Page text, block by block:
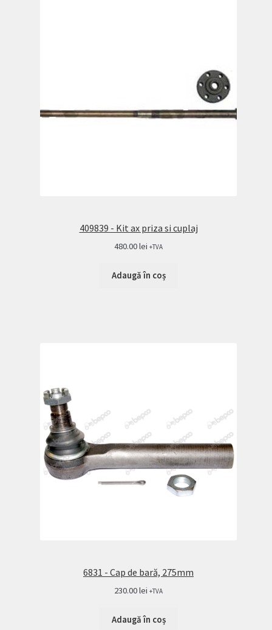
409839 - Kit ax priza si cuplaj
480.00lei +TVA
Adaugă în coș
6831 - Cap de bară, 275mm
230.00lei +TVA
Adaugă în coș